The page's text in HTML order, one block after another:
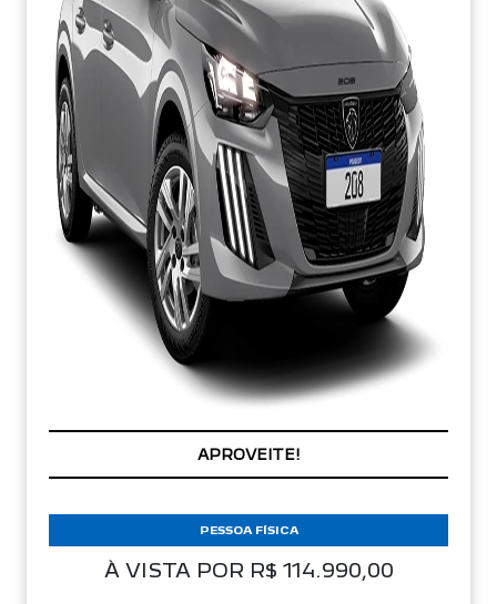
APROVEITE!
À VISTA POR R$ 114.990,00
PESSOA FÍSICA